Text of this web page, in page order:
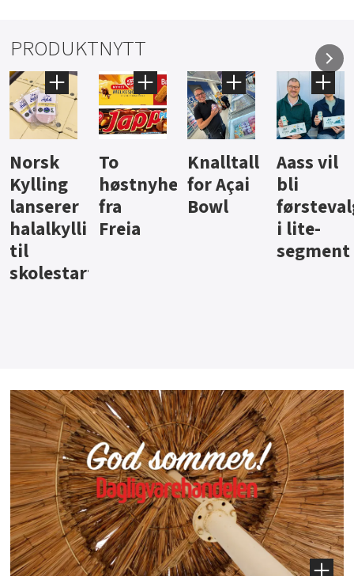
PRODUKTNYTT
Knalltall
for Açai
Bowl
Aass vil
bli
førstevalg
i lite-
Brus og
jus fra
Berentsen
Hard
iste fra
Hansa